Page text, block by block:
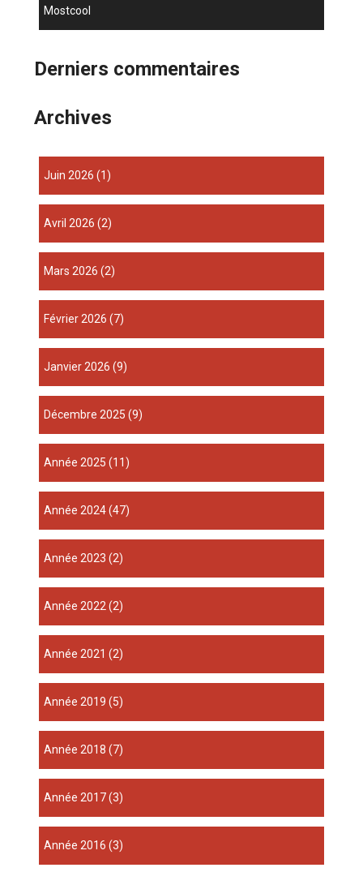
mostcool
Derniers commentaires
Archives
juin 2026 (1)
avril 2026 (2)
mars 2026 (2)
février 2026 (7)
janvier 2026 (9)
décembre 2025 (9)
année 2025 (11)
année 2024(47)
année 2023 (2)
année 2022 (2)
année 2021 (2)
année 2019 (5)
année 2018 (7)
année 2017(3)
année 2016 (3)